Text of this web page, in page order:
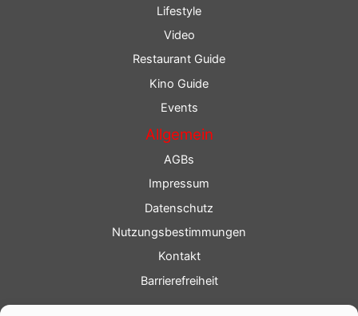
Lifestyle
Video
Restaurant Guide
Kino Guide
Events
Allgemein
AGBs
Impressum
Datenschutz
Nutzungsbestimmungen
Kontakt
Barrierefreiheit